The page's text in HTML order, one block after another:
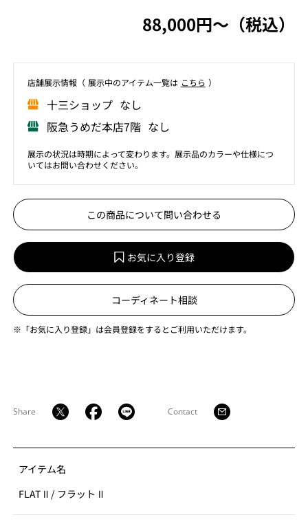
88,000円〜（税込）
店舗展⽰情報（ 展⽰中のアイテム⼀覧は こちら ）
⼗三ショップ なし
阪急うめだ本店7階 なし
展示の状況は時期によって変わります。展示品のカラーや仕様につ
いてはお問い合わせください。
この商品について問い合わせる
お気に入り登録
コーディネート相談
※「お気に入り登録」は会員登録をするとご利用いただけます。
Share Contact
アイテム名
FLAT Ⅱ / フラット Ⅱ